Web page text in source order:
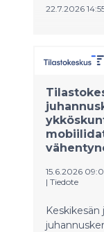
22.7.2026
Kanssa tuo
johdattaa
Maajussille
maajussit -
kotimainen
Nainen
MTV
sarjan
taitteessa
15.6.2026
| Tiedote